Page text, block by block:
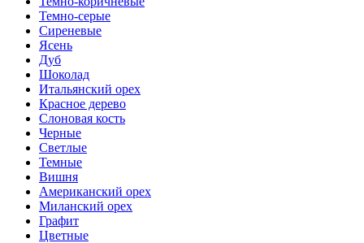
Темно-серые
Сиреневые
Ясень
Дуб
Шоколад
Итальянский орех
Красное дерево
Слоновая кость
Черные
Светлые
Темные
Вишня
Американский орех
Миланский орех
Графит
Цветные